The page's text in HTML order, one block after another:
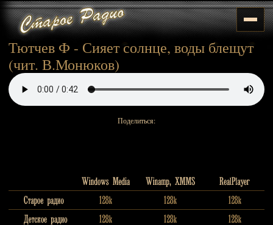
Тютчев Ф - Сияет солнце, воды блещут
(чит. В.Монюков)
Поделиться: